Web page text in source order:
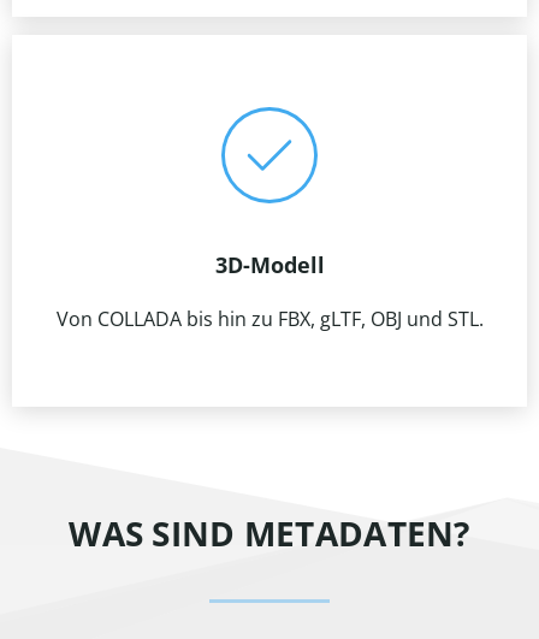
3D-Modell
Von COLLADA bis hin zu FBX, gLTF, OBJ und STL.
WAS SIND METADATEN?